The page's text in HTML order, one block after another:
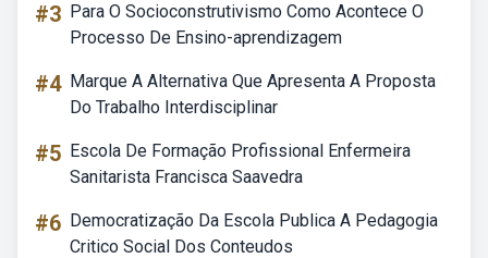
#3 Para O Socioconstrutivismo Como Acontece O
Processo De Ensino-aprendizagem
#4 Marque A Alternativa Que Apresenta A Proposta
Do Trabalho Interdisciplinar
#5 Escola De Formação Profissional Enfermeira
Sanitarista Francisca Saavedra
#6 Democratização Da Escola Publica A Pedagogia
Critico Social Dos Conteudos